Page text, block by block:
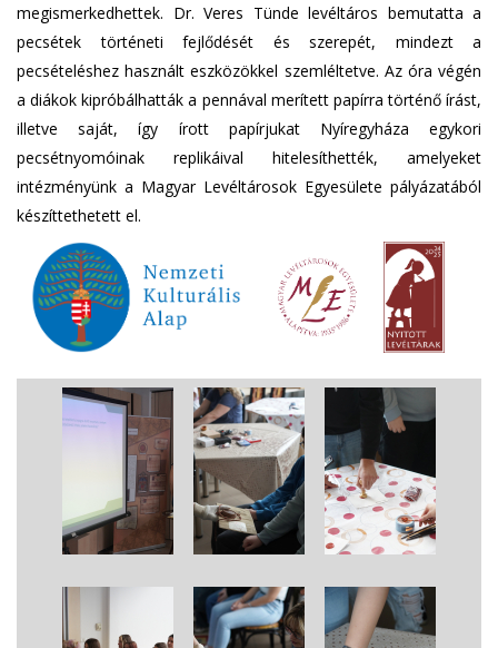
megismerkedhettek. Dr. Veres Tünde levéltáros bemutatta a
pecsétek történeti fejlődését és szerepét, mindezt a
pecsételéshez használt eszközökkel szemléltetve. Az óra végén
a diákok kipróbálhatták a pennával merített papírra történő írást,
illetve saját, így írott papírjukat Nyíregyháza egykori
pecsétnyomóinak replikáival hitelesíthették, amelyeket
intézményünk a Magyar Levéltárosok Egyesülete pályázatából
készíttethetett el.